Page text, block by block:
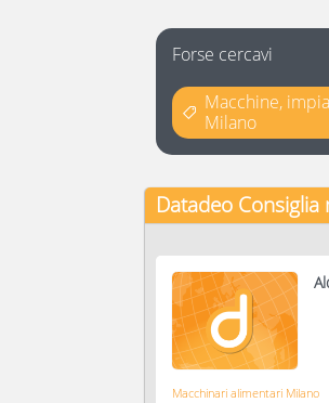
Forse cercavi
Macchine,
Milano
Datadeo Consiglia
Macchinari alimentari Milano